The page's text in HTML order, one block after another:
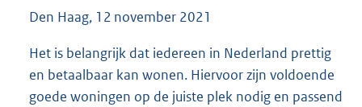
Den Haag, 12 november 2021
Het is belangrijk dat iedereen in Nederland prettig
en betaalbaar kan wonen. Hiervoor zijn voldoende
goede woningen op de juiste plek nodig en passend